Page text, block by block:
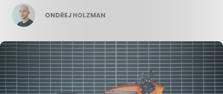
ONDŘEJ HOLZMAN